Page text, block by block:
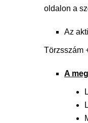
oldalon a
Az
Törzsszám
A